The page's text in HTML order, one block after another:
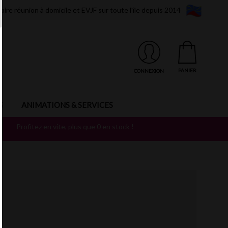
réunion à domicile et EVJF sur toute l'île depuis 2014
PANIER
CONNEXION